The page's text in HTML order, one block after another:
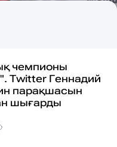
Twitter Геннадий
парақшасын
шығарды